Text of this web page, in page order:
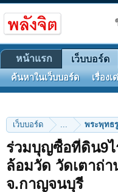
เว็บบอร์ด ... พระพุทธรู
ร่วมบุญซื้อที่ดิน9ไ
ล้อมวัด วัดเตาถ่
จ.กาญจนบุรี
หน้าแรก เว็บบอร์ด
ค้นหาในเว็บบอร์ด เรื่องเ